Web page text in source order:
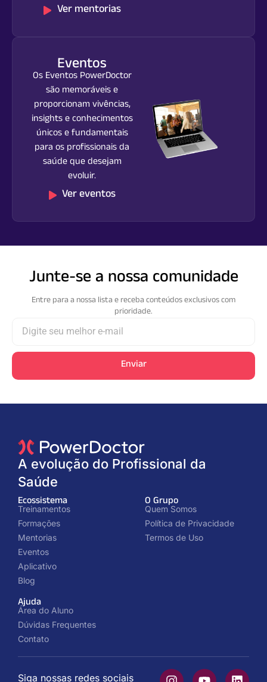
Ver mentorias
Eventos
Os Eventos PowerDoctor
são memoráveis e
proporcionam vivências,
insights e conhecimentos
únicos e fundamentais
para os profissionais da
saúde que desejam
evoluir.
Ver eventos
Junte-se a nossa comunidade
Entre para a nossa lista e receba conteúdos exclusivos com
prioridade.​
Enviar
A evolução do Profissional da
Saúde
Ecossistema
Treinamentos
Formações
Mentorias
Eventos
Aplicativo
Blog
O Grupo
Quem Somos
Política de Privacidade
Termos de Uso
Ajuda
Área do Aluno
Dúvidas Frequentes
Contato
Siga nossas redes sociais